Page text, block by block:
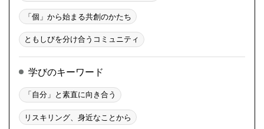
「個」から始まる共創のかたち
ともしびを分け合うコミュニティ
学びのキーワード
「自分」と素直に向き合う
リスキリング、身近なことから